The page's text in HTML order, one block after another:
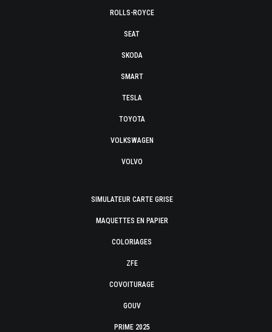
ROLLS-ROYCE
SEAT
SKODA
SMART
TESLA
TOYOTA
VOLKSWAGEN
VOLVO
SIMULATEUR CARTE GRISE
MAQUETTES EN PAPIER
COLORIAGES
ZFE
COVOITURAGE
GOUV
PRIME 2025